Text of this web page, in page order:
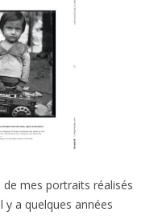
de mes portraits réalisés
y a quelques années